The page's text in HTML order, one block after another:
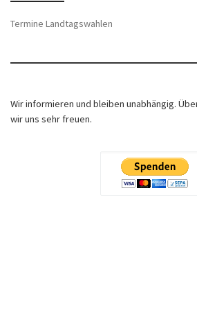
Termine Landtagswahlen
Wir informieren und bleiben unabhängig.
wir uns sehr freuen.